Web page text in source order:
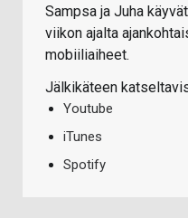
Sampsa ja Juha
viikon ajalta
mobiiliaiheet.
Jälkikäteen
Youtube
iTunes
Spotify